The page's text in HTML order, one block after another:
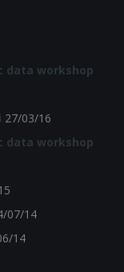
data workshop
27/03/16
data workshop
07/14
14